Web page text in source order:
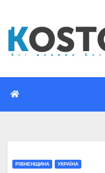
вмісту
РІВНЕНЩИНА УКРАЇНА